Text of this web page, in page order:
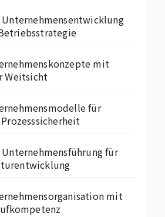
mit
Weitsicht
für
für
mit